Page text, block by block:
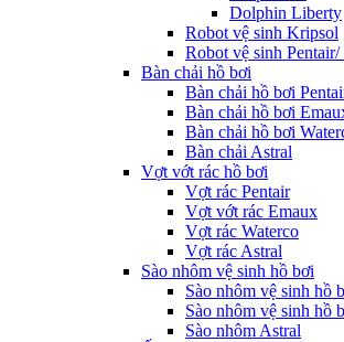
Dolphin Liberty
Robot vệ sinh Kripsol
Robot vệ sinh
Bàn chải hồ bơi
Bàn chải hồ bơi
Bàn chải hồ bơi
Bàn chải hồ bơi
Bàn chải Astral
Vợt vớt rác hồ bơi
Vợt rác Pentair
Vợt vớt rác Emaux
Vợt rác Waterco
Vợt rác Astral
Sào nhôm vệ sinh hồ bơi
Sào nhôm vệ sinh hồ
Sào nhôm vệ sinh hồ
Sào nhôm Astral